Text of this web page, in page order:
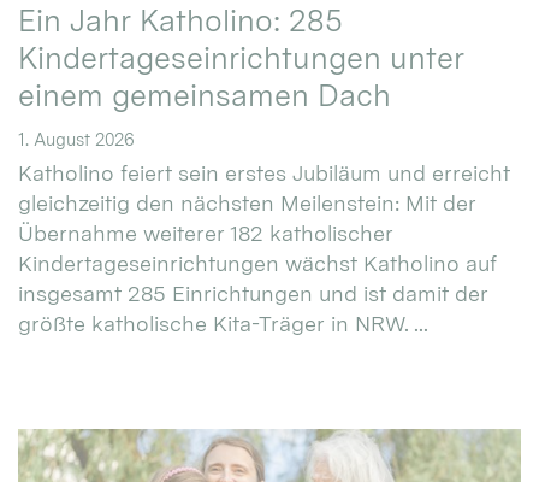
Ein Jahr Katholino: 285
Kindertageseinrichtungen unter
einem gemeinsamen Dach
1. August 2026
Katholino feiert sein erstes Jubiläum und erreicht
gleichzeitig den nächsten Meilenstein: Mit der
Übernahme weiterer 182 katholischer
Kindertageseinrichtungen wächst Katholino auf
insgesamt 285 Einrichtungen und ist damit der
größte katholische Kita-Träger in NRW. ...